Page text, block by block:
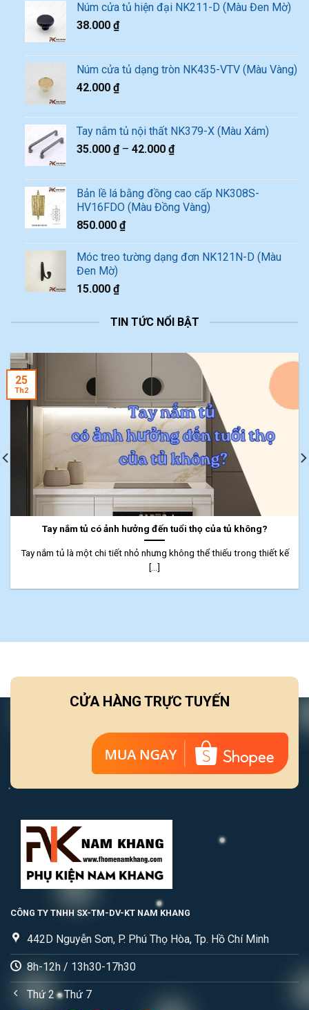
Núm cửa tủ hiện đại NK211-D (Màu Đen Mờ)
38.000 ₫
Núm cửa tủ dạng tròn NK435-VTV (Màu Vàng)
42.000 ₫
Tay nắm tủ nội thất NK379-X (Màu Xám)
35.000 ₫– 42.000 ₫
Bản lề lá bằng đồng cao cấp NK308S-
HV16FDO (Màu Đồng Vàng)
850.000 ₫
Móc treo tường dạng đơn NK121N-D (Màu
Đen Mờ)
15.000 ₫
TIN TỨC NỔI BẬT
Tay nắm tủ có ảnh hưởng đến tuổi thọ của tủ không?
Tay nắm tủ là một chi tiết nhỏ nhưng không thể thiếu trong thiết kế
[...]
25
Th2
CỬA HÀNG TRỰC TUYẾN
CÔNG TY TNHH SX-TM-DV-KT NAM KHANG
442D Nguyễn Sơn, P. Phú Thọ Hòa, Tp. Hồ Chí Minh
8h-12h / 13h30-17h30
Thứ 2 - Thứ 7